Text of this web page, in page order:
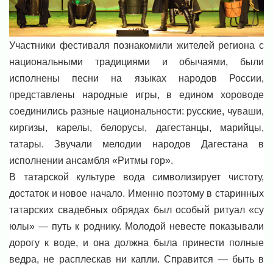
Участники фестиваля познакомили жителей региона с
национальными традициями и обычаями, были
исполнены песни на языках народов России,
представлены народные игры, в едином хороводе
соединились разные национальности: русские, чуваши,
киргизы, карелы, белорусы, дагестанцы, марийцы,
татары. Звучали мелодии народов Дагестана в
исполнении ансамбля «Ритмы гор».
В татарской культуре вода символизирует чистоту,
достаток и новое начало. Именно поэтому в старинных
татарских свадебных обрядах был особый ритуал «су
юлы» — путь к роднику. Молодой невесте показывали
дорогу к воде, и она должна была принести полные
ведра, не расплескав ни капли. Справится — быть в